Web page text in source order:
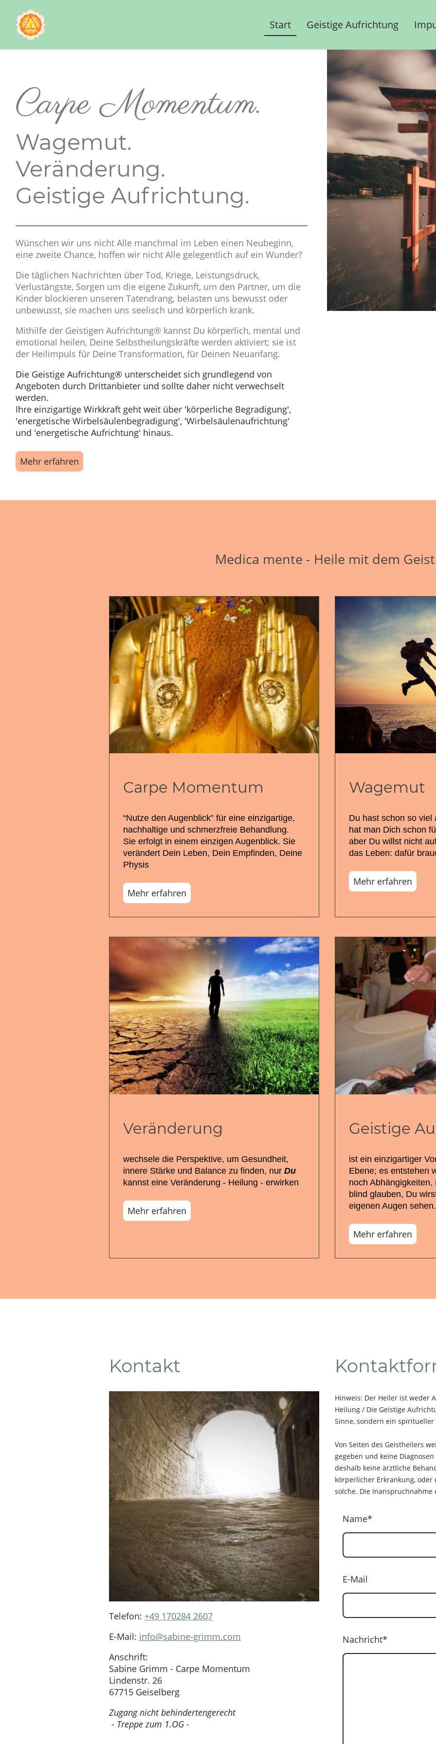
Start Geistige Aufrichtung
Carpe Momentum.
Wagemut.
Veränderung.
Geistige Aufrichtung.
Wünschen wir uns nicht Alle manchmal im Leben einen Neubeginn,
eine zweite Chance, hoffen wir nicht Alle gelegentlich auf ein Wunder?
Die täglichen Nachrichten über Tod, Kriege, Leistungsdruck,
Verlustängste, Sorgen um die eigene Zukunft, um den Partner, um die
Kinder blockieren unseren Tatendrang, belasten uns bewusst oder
unbewusst, sie machen uns seelisch und körperlich krank.
Mithilfe der Geistigen Aufrichtung® kannst Du körperlich, mental und
emotional heilen, Deine Selbstheilungskräfte werden aktiviert; sie ist
der Heilimpuls für Deine Transformation, für Deinen Neuanfang.
Die Geistige Aufrichtung® unterscheidet sich grundlegend von
Angeboten durch Drittanbieter und sollte daher nicht verwechselt
werden.
Ihre einzigartige Wirkkraft geht weit über 'körperliche Begradigung',
'energetische Wirbelsäulenbegradigung', 'Wirbelsäulenaufrichtung'
und 'energetische Aufrichtung' hinaus.
Mehr erfahren
Medica mente - Heile mit dem
Carpe Momentum
“Nutze den Augenblick” für eine einzigartige,
nachhaltige und schmerzfreie Behandlung.
Sie erfolgt in einem einzigen Augenblick. Sie
verändert Dein Leben, Dein Empfinden, Deine
Physis
Mehr erfahren
Wagemut
Du hast schon so viel
hat man Dich schon
aber Du willst nicht
das Leben: dafür
Mehr erfahren
Veränderung
wechsele die Perspektive, um Gesundheit,
innere Stärke und Balance zu finden, nur Du
kannst eine Veränderung - Heilung - erwirken
Mehr erfahren
Geistige
ist ein einzigartiger
Ebene; es entstehen
noch
blind glauben, Du
eigenen Augen sehen.
Mehr erfahren
Kontakt
Telefon: +49 170284 2607
E-Mail: info@sabine-grimm.com
Anschrift:
Sabine Grimm - Carpe Momentum
Lindenstr. 26
67715 Geiselberg
Zugang nicht behindertengerecht
- Treppe zum 1.OG -
Hinweis: Der Heiler ist weder
Heilung / Die Geistige
Sinne, sondern ein spiritueller
Von Seiten des Geistheilers
gegeben und keine
deshalb keine ärztliche
körperlicher Erkrankung, oder
solche. Die
Name*
E-Mail
Nachricht*